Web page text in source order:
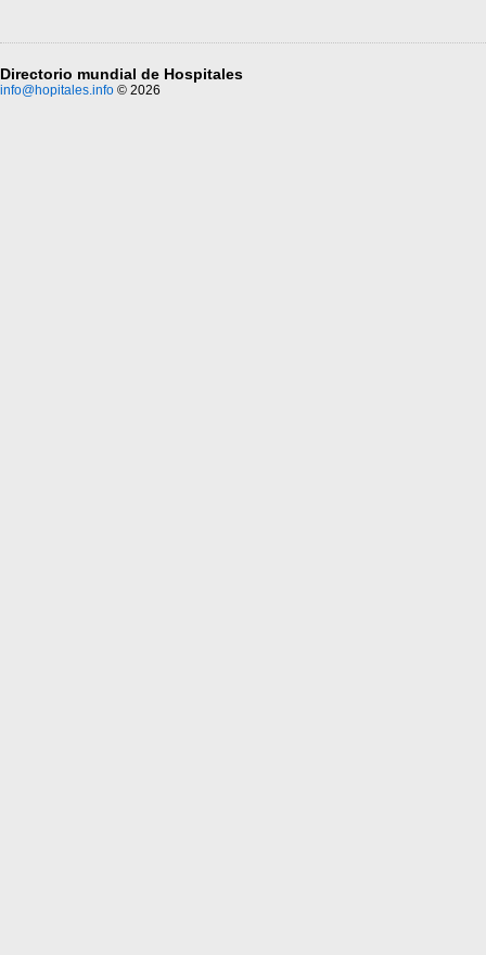
Directorio mundial de Hospitales
info@hopitales.info © 2026